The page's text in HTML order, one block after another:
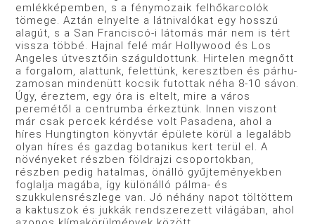
emlékképemben, s a fénymozaik felhőkarcolók
tömege. Aztán elnyelte a látnivalókat egy hosszú
alagút, s a San Fran­ciscó-i látomás már nem is tért
vissza többé. Hajnal felé már Hollywood és Los
Angeles útvesztőin száguldottunk. Hirtelen megnőtt
a forgalom, alattunk, felettünk, keresztben és párhu­
zamosan mindenütt kocsik futottak néha 8-10 sávon.
Úgy, éreztem, egy óra is eltelt, mire a város
peremétől a centrumba érkeztünk. Innen viszont
már csak percek kérdése volt Pasa­dena, ahol a
híres Hungtington könyvtár épülete körül a leg­alább
olyan híres és gazdag botanikus kert terül el. A
növé­nyeket részben földrajzi csoportokban,
részben pedig hatalmas, önálló gyűjteményekben
foglalja magába, így különálló pál­ma- és
szukkulensrészlege van. Jó néhány napot töltöttem
a kaktuszok és jukkák rendszerezett világában, ahol